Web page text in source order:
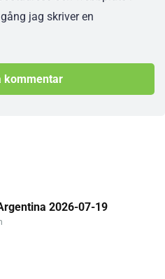
jag skriver en
2026-07-19